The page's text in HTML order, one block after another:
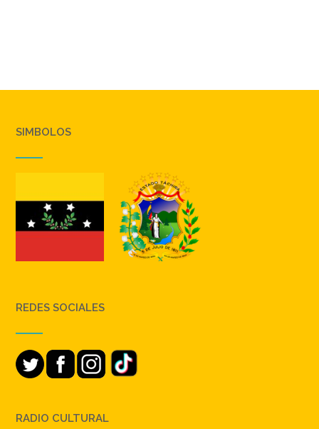
SIMBOLOS
REDES SOCIALES
RADIO CULTURAL